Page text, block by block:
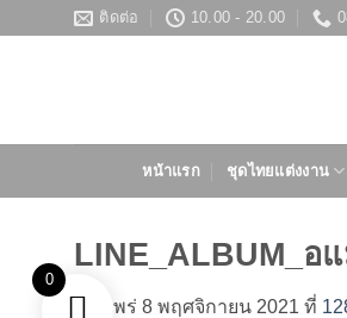
ติดต่อ 10.00 - 20.00
หน้าแรก ชุดไทยแต่งงาน
LINE_ALBUM_อ
เผยแพร่ 8 พฤศจิกายน 2021 ที่
0